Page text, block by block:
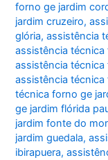
forno ge jardim
jardim cruzeiro,
glória,assistência
assistência
assistência
assistência
técnica forno ge
ge jardim flórida
jardim fonte do
jardim guedala,
ibirapuera,